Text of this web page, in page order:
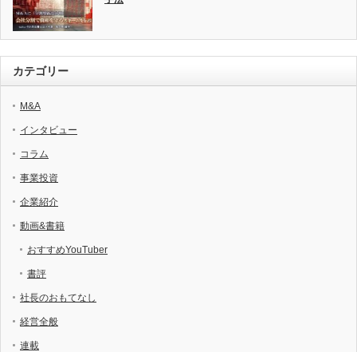
カテゴリー
M&A
インタビュー
コラム
事業投資
企業紹介
動画&書籍
おすすめYouTuber
書評
社長のおもてなし
経営全般
連載